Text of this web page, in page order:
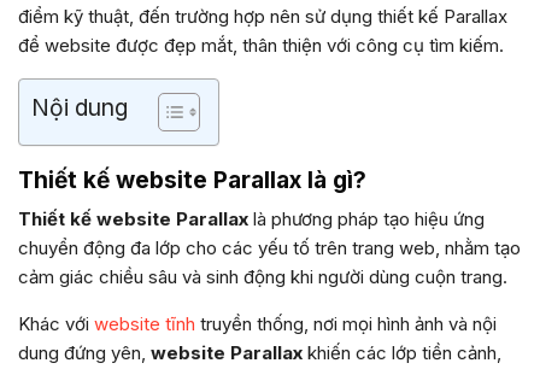
điểm kỹ thuật, đến trường hợp nên sử dụng thiết kế Parallax
để website được đẹp mắt, thân thiện với công cụ tìm kiếm.
Nội dung
Thiết kế website Parallax là gì?
Thiết kế website Parallax là phương pháp tạo hiệu ứng
chuyển động đa lớp cho các yếu tố trên trang web, nhằm tạo
cảm giác chiều sâu và sinh động khi người dùng cuộn trang.
Khác với website tĩnh truyền thống, nơi mọi hình ảnh và nội
dung đứng yên, website Parallax khiến các lớp tiền cảnh,